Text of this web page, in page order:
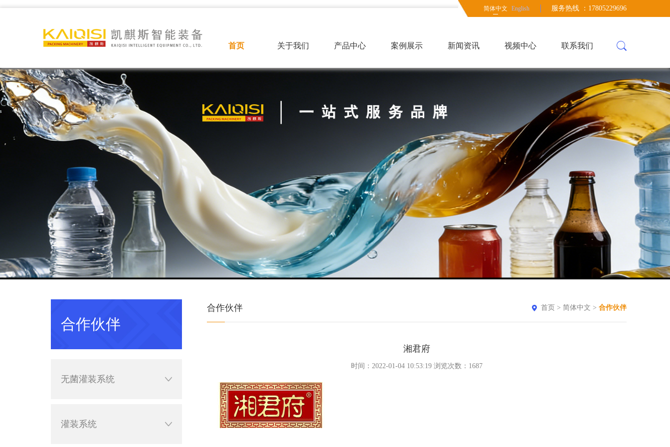
简体中文 English 服务热线 ：17805229696
首页 关于我们 产品中心 案例展示 新闻资讯 视频中心 联系我们
合作伙伴
无菌灌装系统
灌装系统
合作伙伴 首页 > 简体中文 > 合作伙伴
湘君府
时间：2022-01-04 10:53:19 浏览次数： 1687